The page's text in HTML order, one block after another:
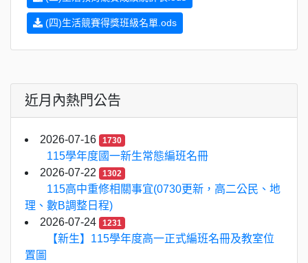
(四)生活競賽得獎班級名單.ods
近月內熱門公告
2026-07-16 1730
115學年度國一新生常態編班名冊
2026-07-22
1302
115高中重修相關事宜(0730更新，高二公民、地
理、數B調整日程)
2026-07-24
1231
【新生】115學年度高一正式編班名冊及教室位
置圖